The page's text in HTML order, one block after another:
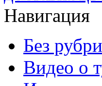
Навигация
Без
Видео о